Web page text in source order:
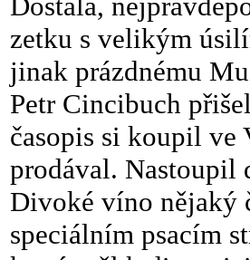
zetku s velikým
jinak prázdnému
Petr Cincibuch
časopis si koupil ve
prodával. Nastoupil
Divoké víno nějaký
speciálním psacím